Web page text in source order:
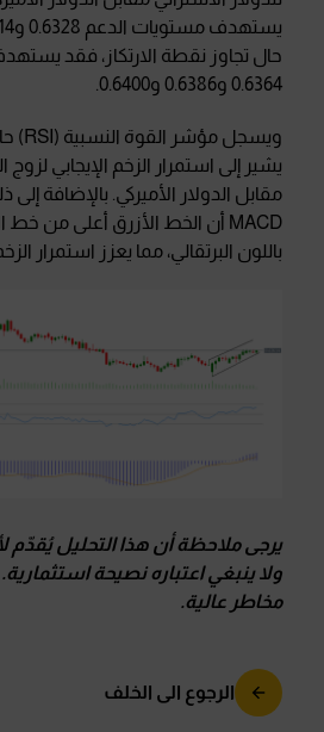
حال تجاوز نقطة الارتكاز، فقد
0.6364 و0.6386 و0.6400.
يشير إلى استمرار الزخم الإيجابي لزوج
مقابل الدولار الأميركي. بالإضافة
باللون البرتقالي، مما يعزز استمرار
يرجى ملاحظة أن هذا التحليل يُقدّم
ولا ينبغي اعتباره نصيحة استثمارية
مخاطر عالية.
الرجوع الى الخلف